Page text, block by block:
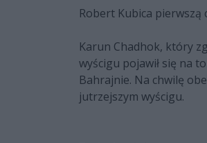
Robert Kubica pierwszą
Karun Chadhok, który
wyścigu pojawił się na
Bahrajnie. Na chwilę
jutrzejszym wyścigu.